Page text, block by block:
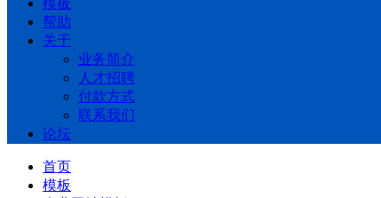
模板
帮助
关于
业务简介
人才招聘
付款方式
联系我们
论坛
首页
模板